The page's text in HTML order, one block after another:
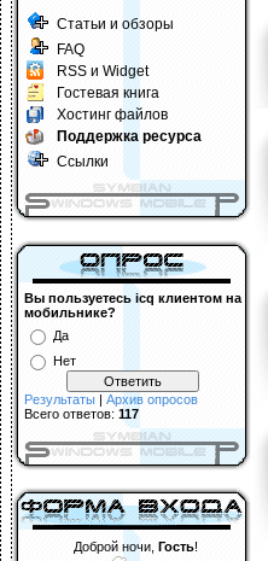
Статьи и обзоры
FAQ
RSS и Widget
Гостевая книга
Хостинг файлов
Поддержка ресурса
Ссылки
Вы пользуетесь icq клиентом на
мобильнике?
Да
Нет
Результаты | Архив опросов
Всего ответов: 117
Доброй ночи, Гость!